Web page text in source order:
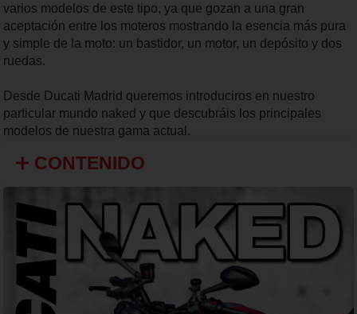
varios modelos de este tipo, ya que gozan a una gran
aceptación entre los moteros mostrando la esencia más pura
y simple de la moto: un bastidor, un motor, un depósito y dos
ruedas.
Desde Ducati Madrid queremos introduciros en nuestro
particular mundo naked y que descubráis los principales
modelos de nuestra gama actual.
CONTENIDO